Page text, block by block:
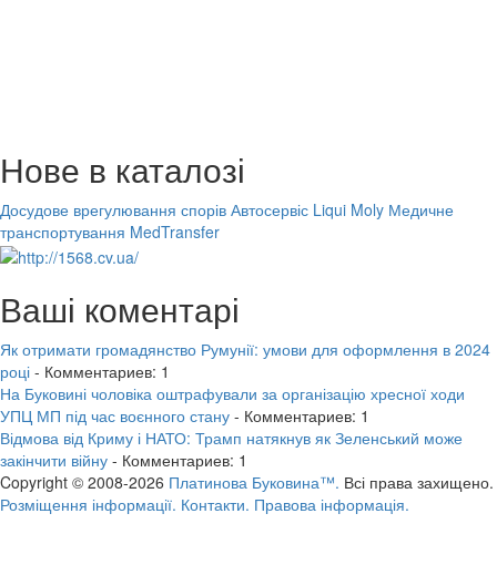
Нове в каталозі
Досудове врегулювання спорів Автосервіс Liqui Moly Медичне
транспортування MedTransfer
Ваші коментарі
Як отримати громадянство Румунії: умови для оформлення в 2024
році - Комментариев: 1
На Буковині чоловіка оштрафували за організацію хресної ходи
УПЦ МП під час воєнного стану - Комментариев: 1
Відмова від Криму і НАТО: Трамп натякнув як Зеленський може
закінчити війну - Комментариев: 1
Copyright © 2008-2026 Платинова Буковина™. Всі права захищено.
Розміщення інформації. Контакти. Правова інформація.